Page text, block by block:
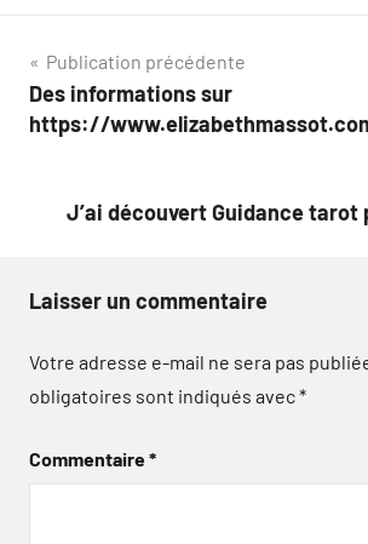
Navigation
de
Publication précédente
Des informations sur
https://
J’ai découvert Guidance tarot
Laisser un commentaire
Votre adresse e-mail ne sera pas
obligatoires sont indiqués avec*
Commentaire*